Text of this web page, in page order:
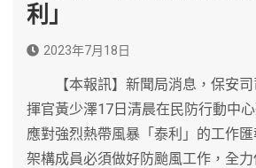
利」
2023年7月18日
【本報訊】新聞局消息，保安司
揮官黃少澤17日清晨在民防行動中
應對強烈熱帶風暴「泰利」的工作
架構成員必須做好防颱風工作，全